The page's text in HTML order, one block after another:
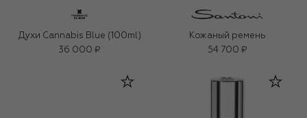
Духи Cannabis Blue (100ml)
36 000 ₽
Кожаный ремень
54 700 ₽